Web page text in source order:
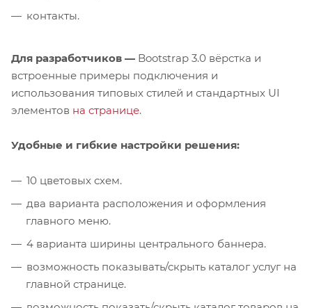
контакты.
Для разработчиков — Bootstrap 3.0 вёрстка и
встроенные примеры подключения и
использования типовых стилей и стандартных UI
элементов на странице.
Удобные и гибкие настройки решения:
10 цветовых схем.
два варианта расположения и оформления
главного меню.
4 варианта ширины центрального баннера.
возможность показывать/скрыть каталог услуг на
главной странице.